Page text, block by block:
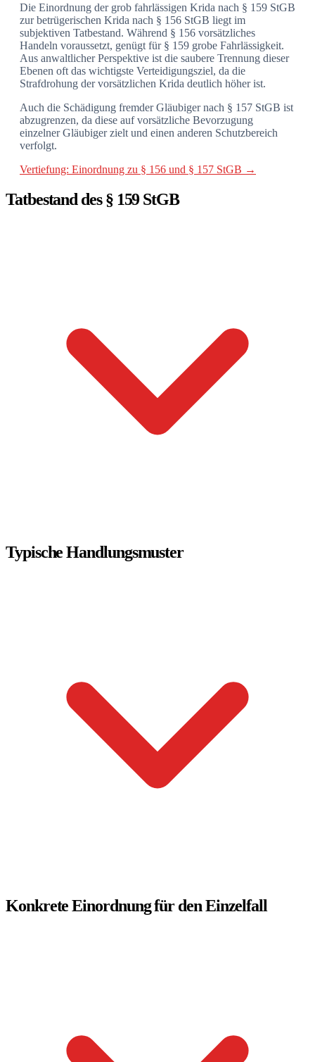
Die Einordnung der grob fahrlässigen Krida nach § 159 StGB
zur betrügerischen Krida nach § 156 StGB liegt im
subjektiven Tatbestand. Während § 156 vorsätzliches
Handeln voraussetzt, genügt für § 159 grobe Fahrlässigkeit.
Aus anwaltlicher Perspektive ist die saubere Trennung dieser
Ebenen oft das wichtigste Verteidigungsziel, da die
Strafdrohung der vorsätzlichen Krida deutlich höher ist.
Auch die Schädigung fremder Gläubiger nach § 157 StGB ist
abzugrenzen, da diese auf vorsätzliche Bevorzugung
einzelner Gläubiger zielt und einen anderen Schutzbereich
verfolgt.
Vertiefung: Einordnung zu § 156 und § 157 StGB →
Tatbestand des § 159 StGB
Typische Handlungsmuster
Konkrete Einordnung für den Einzelfall